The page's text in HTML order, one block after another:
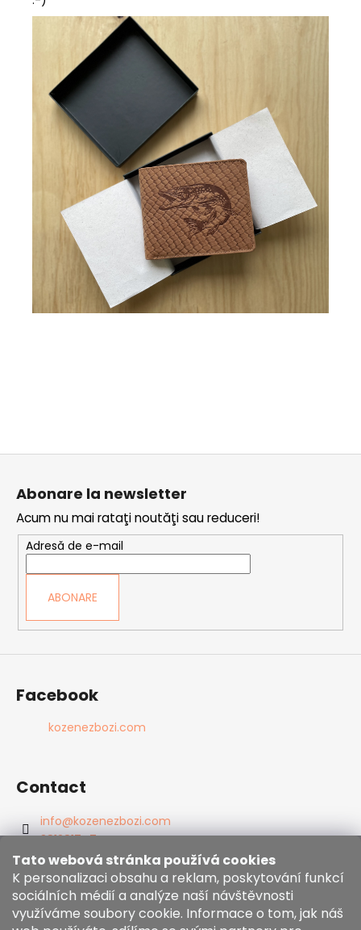
Tato webová stránka používá cookies
K personalizaci obsahu a reklam, poskytování funkcí
sociálních médií a analýze naší návštěvnosti
využíváme soubory cookie. Informace o tom, jak náš
S
Abonare la newsletter
Acum nu mai rataţi noutăţi sau reduceri!
Adresă de e-mail
ABONARE
Facebook
kozenezbozi.com
Contact
info@kozenezbozi.com
381281747
603225633
https://www.facebook.com/kozenezbozi/